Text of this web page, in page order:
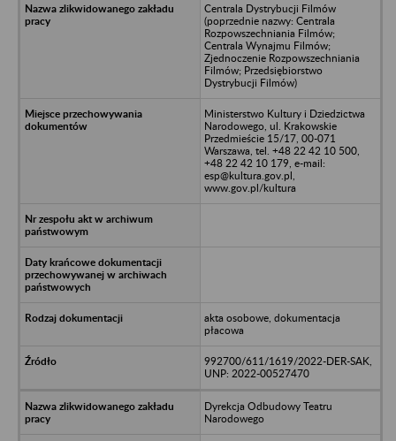
Centrala Dystrybucji Filmów
(poprzednie nazwy: Centrala
Rozpowszechniania Filmów;
Centrala Wynajmu Filmów;
Zjednoczenie Rozpowszechniania
Filmów; Przedsiębiorstwo
Dystrybucji Filmów)
Ministerstwo Kultury i Dziedzictwa
Narodowego, ul. Krakowskie
Przedmieście 15/17, 00-071
Warszawa, tel. +48 22 42 10 500,
+48 22 42 10 179, e-mail:
esp@kultura.gov.pl,
www.gov.pl/kultura
akta osobowe, dokumentacja
płacowa
992700/611/1619/2022-DER-SAK,
UNP: 2022-00527470
Dyrekcja Odbudowy Teatru
Narodowego